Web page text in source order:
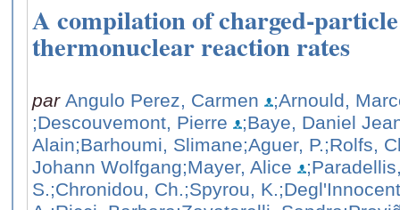
A compilation of charged-
thermonuclear reaction rates
par Angulo Perez, Carmen
;Arnould,
;Descouvemont, Pierre
;Baye, Daniel
Alain;Barhoumi, Slimane;Aguer, P.;Rolfs,
Johann Wolfgang;Mayer, Alice
S.;Chronidou, Ch.;Spyrou, K.